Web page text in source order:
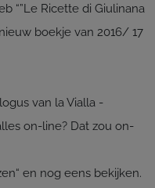
“”Le Ricette di Giulinana
boekje van 2016/ 17
van la Vialla -
on-line? Dat zou on-
en nog eens bekijken.